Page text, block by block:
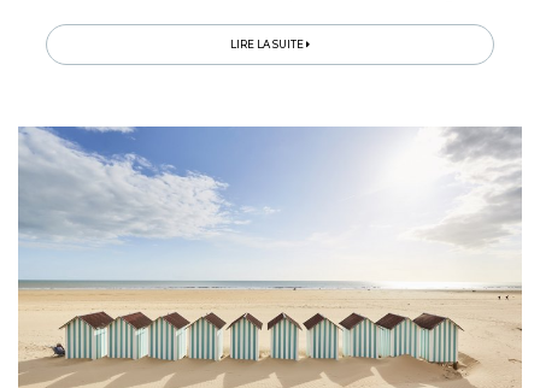
stations balnéaires de Wimereux...
LIRE LA SUITE